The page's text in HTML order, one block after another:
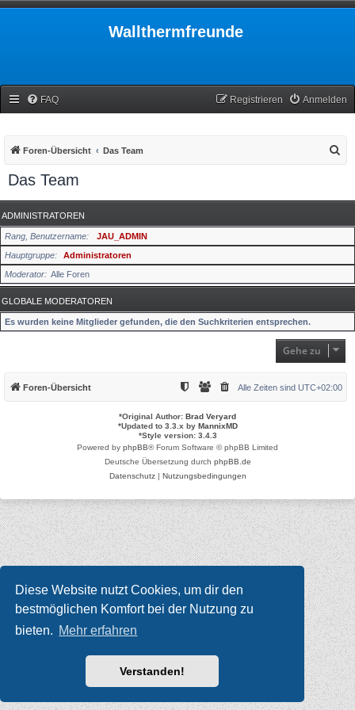
Diese Website nutzt Cookies, um dir den
bestmöglichen Komfort bei der Nutzung zu
bieten. Mehr erfahren
Verstanden!
Wallthermfreunde
FAQ Anmelden
Registrieren
Foren-Übersicht Das Team
e
Das Team
ADMINISTRATOREN
Rang, Benutzername
JAU_ADMIN
Hauptgruppe
Administratoren
Moderator
Alle Foren
GLOBALE MODERATOREN
Es wurden keine Mitglieder gefunden, die den Suchkriterien entsprechen.
Gehe zu
Foren-Übersicht Alle Zeiten sind UTC+02:00
*Original Author: Brad Veryard
*Updated to 3.3.x by MannixMD
*Style version: 3.4.3
Powered by phpBB® Forum Software © phpBB Limited
Deutsche Übersetzung durch phpBB.de
Datenschutz| Nutzungsbedingungen